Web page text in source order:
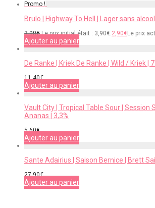
Promo !
Brulo | Highway To Hell | Lager sans
3,90€ Le prix initial était : 3,90€.2,90€Le prix
Ajouter au panier
De Ranke | Kriek De Ranke | Wild / Kriek |
11,40€
Ajouter au panier
Vault City | Tropical Table Sour | Session
Ananas | 3,3%
5,60€
Ajouter au panier
Sante Adairius | Saison Bernice | Brett
27,90€
Ajouter au panier